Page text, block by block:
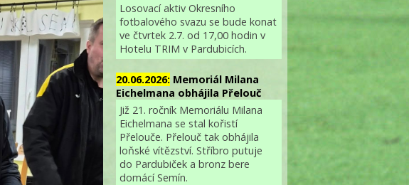
Losovací aktiv Okresního
fotbalového svazu se bude konat
ve čtvrtek 2.7. od 17,00 hodin v
Hotelu TRIM v Pardubicích.
20.06.2026: Memoriál Milana
Eichelmana obhájila Přelouč
Již 21. ročník Memoriálu Milana
Eichelmana se stal kořistí
Přelouče. Přelouč tak obhájila
loňské vítězství. Stříbro putuje
do Pardubiček a bronz bere
domácí Semín.